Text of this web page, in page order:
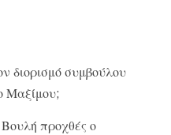
διορισμό συμβούλου
Μαξίμου;
προχθές ο